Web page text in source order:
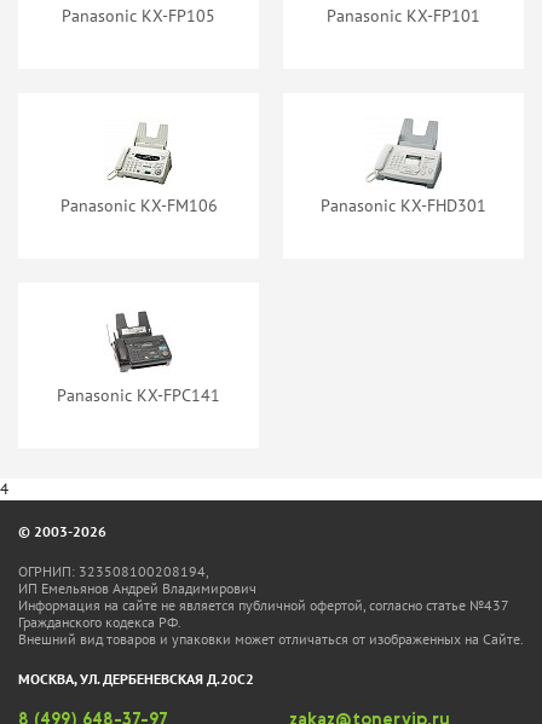
Panasonic KX-FP105 Panasonic KX-FP101
Panasonic KX-FM106 Panasonic KX-FHD301
Panasonic KX-FPC141
4
© 2003-2026
ОГРНИП: 323508100208194,
ИП Емельянов Андрей Владимирович
Информация на сайте не является публичной офертой, согласно статье №437
Гражданского кодекса РФ.
Внешний вид товаров и упаковки может отличаться от изображенных на Сайте.
МОСКВА, УЛ. ДЕРБЕНЕВСКАЯ Д.20С2
8 (499) 648-37-97 zakaz@tonervip.ru